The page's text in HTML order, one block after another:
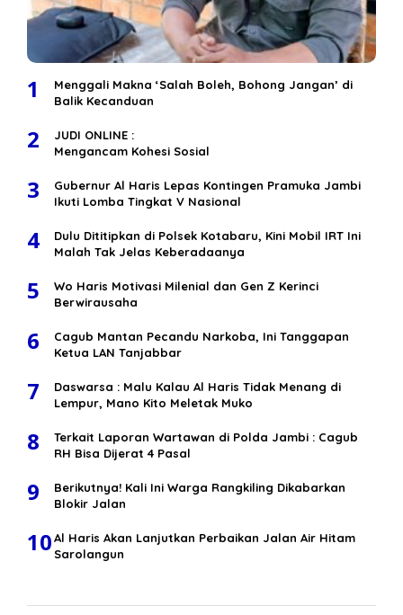
1
Menggali Makna ‘Salah Boleh, Bohong Jangan’ di
Balik Kecanduan
2
JUDI ONLINE :
Mengancam Kohesi Sosial
3
Gubernur Al Haris Lepas Kontingen Pramuka Jambi
Ikuti Lomba Tingkat V Nasional
4
Dulu Dititipkan di Polsek Kotabaru, Kini Mobil IRT Ini
Malah Tak Jelas Keberadaanya
5
Wo Haris Motivasi Milenial dan Gen Z Kerinci
Berwirausaha
6
Cagub Mantan Pecandu Narkoba, Ini Tanggapan
Ketua LAN Tanjabbar
7
Daswarsa : Malu Kalau Al Haris Tidak Menang di
Lempur, Mano Kito Meletak Muko
8
Terkait Laporan Wartawan di Polda Jambi : Cagub
RH Bisa Dijerat 4 Pasal
9
Berikutnya! Kali Ini Warga Rangkiling Dikabarkan
Blokir Jalan
10Al Haris Akan Lanjutkan Perbaikan Jalan Air Hitam
Sarolangun